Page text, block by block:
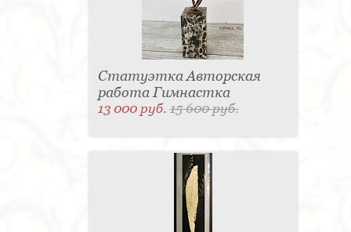
Статуэтка Авторская
работа Гимнастка
13 000 руб.15 600 руб.